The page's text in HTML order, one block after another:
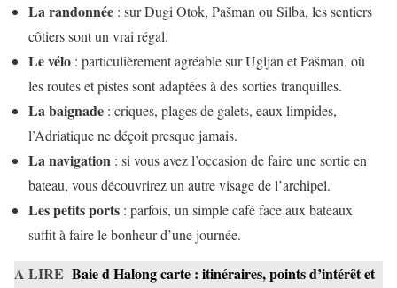
La randonnée : sur Dugi Otok, Pašman ou Silba, les sentiers
côtiers sont un vrai régal.
Le vélo : particulièrement agréable sur Ugljan et Pašman, où
les routes et pistes sont adaptées à des sorties tranquilles.
La baignade : criques, plages de galets, eaux limpides,
l’Adriatique ne déçoit presque jamais.
La navigation : si vous avez l’occasion de faire une sortie en
bateau, vous découvrirez un autre visage de l’archipel.
Les petits ports : parfois, un simple café face aux bateaux
suffit à faire le bonheur d’une journée.
A LIRE Baie d Halong carte : itinéraires, points d’intérêt et